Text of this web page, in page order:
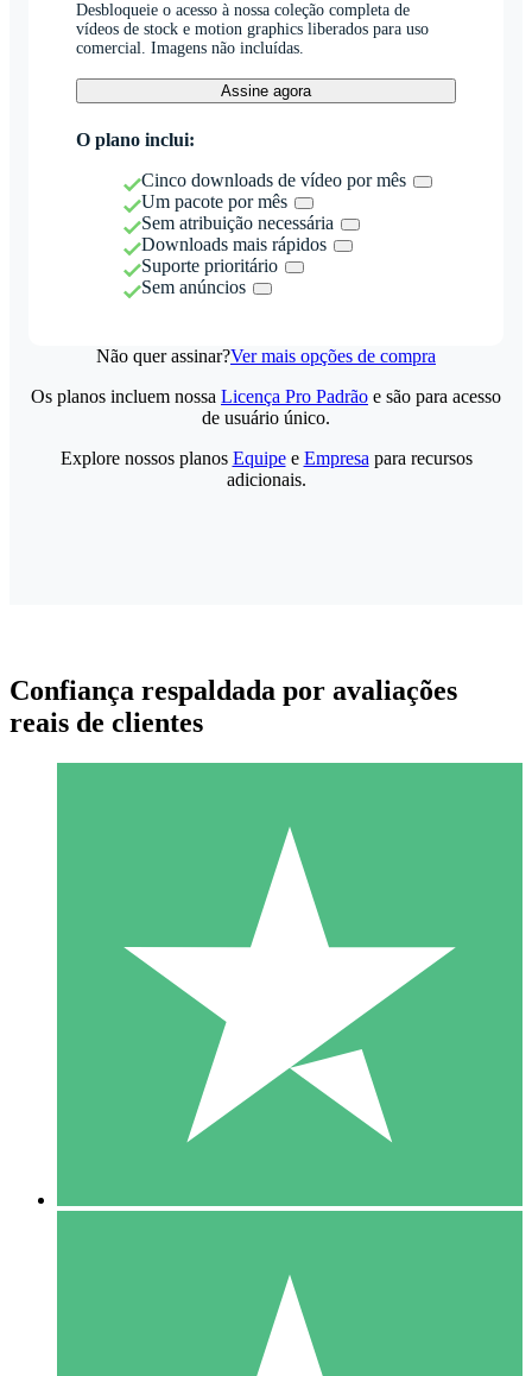
Desbloqueie o acesso à nossa coleção completa de
vídeos de stock e motion graphics liberados para uso
comercial. Imagens não incluídas.
Assine agora
O plano inclui:
Cinco downloads de vídeo por mês
Um pacote por mês
Sem atribuição necessária
Downloads mais rápidos
Suporte prioritário
Sem anúncios
Não quer assinar?Ver mais opções de compra
Pacotes de Créditos Individuais
Pague conforme o uso com créditos de download. Sem
1000
10 Downloads
20 00
Os planos incluem nossa Licença Pro Padrão e são para acesso
de usuário único.
Explore nossos planos Equipee Empresa para recursos
adicionais.
Confiança respaldada por avaliações
reais de clientes